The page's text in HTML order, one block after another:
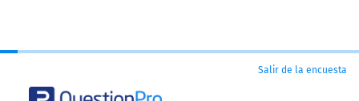
Salir de la encuesta